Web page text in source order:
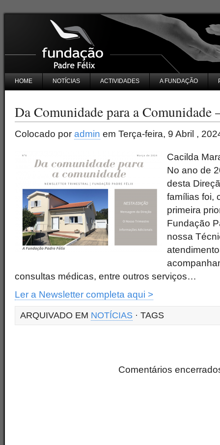
HOME NOTÍCIAS ACTIVIDADES A FUNDAÇÃO
Da Comunidade para a Comunidade
Colocado por admin em Terça-feira, 9 Abril ,
Cacilda
No ano de
desta
famílias foi,
primeira
Fundação
nossa
consultas médicas, entre outros serviços…
Ler a Newsletter completa aqui >
ARQUIVADO EM NOTÍCIAS · TAGS
Comentários